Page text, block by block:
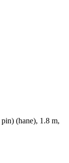
(hane), 1.8 m,